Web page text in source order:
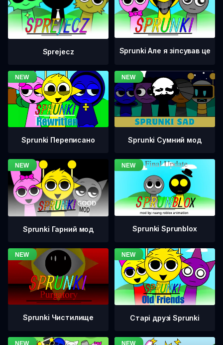
Sprejecz Sprunki Але я зіпсував це
Sprunki Переписано Sprunki Сумний мод
Sprunki Гарний мод Sprunki Sprunblox
Sprunki Чистилище Старі друзі Sprunki